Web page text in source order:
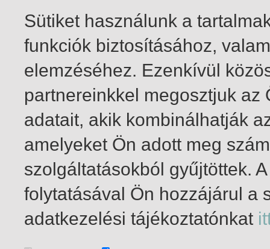
1-2 / insgesamt 2 Treffer
Sütiket használunk a
funkciók biztosításához,
elemzéséhez. Ezenkívül
partnereinkkel megosztjuk
adatait, akik kombinálhatják
amelyeket Ön adott meg
szolgáltatásokból gyűjtöttek.
folytatásával Ön hozzájárul a
adatkezelési tájékoztatónkat